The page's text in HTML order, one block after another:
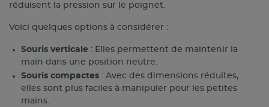
réduisent la pression sur le poignet.
Voici quelques options à considérer :
Souris verticale : Elles permettent de maintenir la
main dans une position neutre.
Souris compactes : Avec des dimensions réduites,
elles sont plus faciles à manipuler pour les petites
mains.